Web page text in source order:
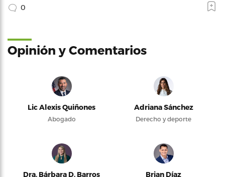
0
Opinión y Comentarios
Lic Alexis Quiñones
Abogado
Adriana Sánchez
Derecho y deporte
Dra. Bárbara D. Barros Brian Díaz